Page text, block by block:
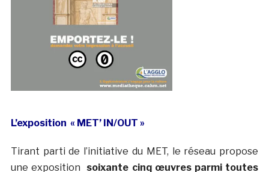
L’exposition « MET’ IN/OUT »
Tirant parti de l’initiative du MET, le réseau propose
une exposition soixante cinq œuvres parmi toutes